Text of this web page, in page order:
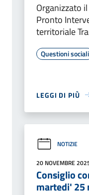
Organizzato
Pronto
territoriale
Questioni sociali
LEGGI DI PIÙ
NOTIZIE
20 NOVEMBRE
Consiglio
martedi' 25